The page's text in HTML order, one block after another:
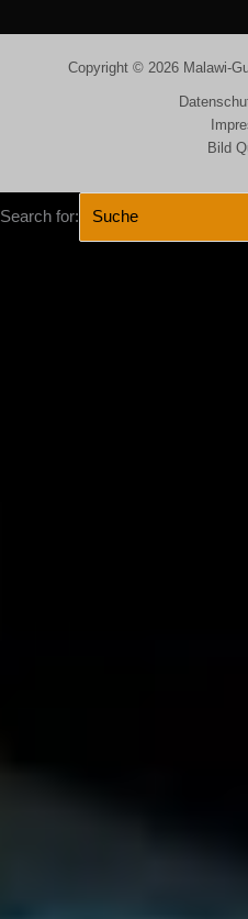
Copyright © 2026 Malawi-
Bild
Search for: